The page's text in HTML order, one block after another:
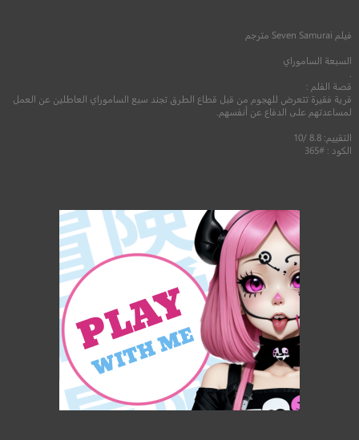
فيلم Seven Samurai مترجم
السبعة الساموراي
قصة الفلم :
قرية فقيرة تتعرض للهجوم من قبل قطاع الطرق تجند سبع الساموراي العاطلين عن العمل
لمساعدتهم على الدفاع عن أنفسهم.
التقييم: 8.8 /10
الكود : #365